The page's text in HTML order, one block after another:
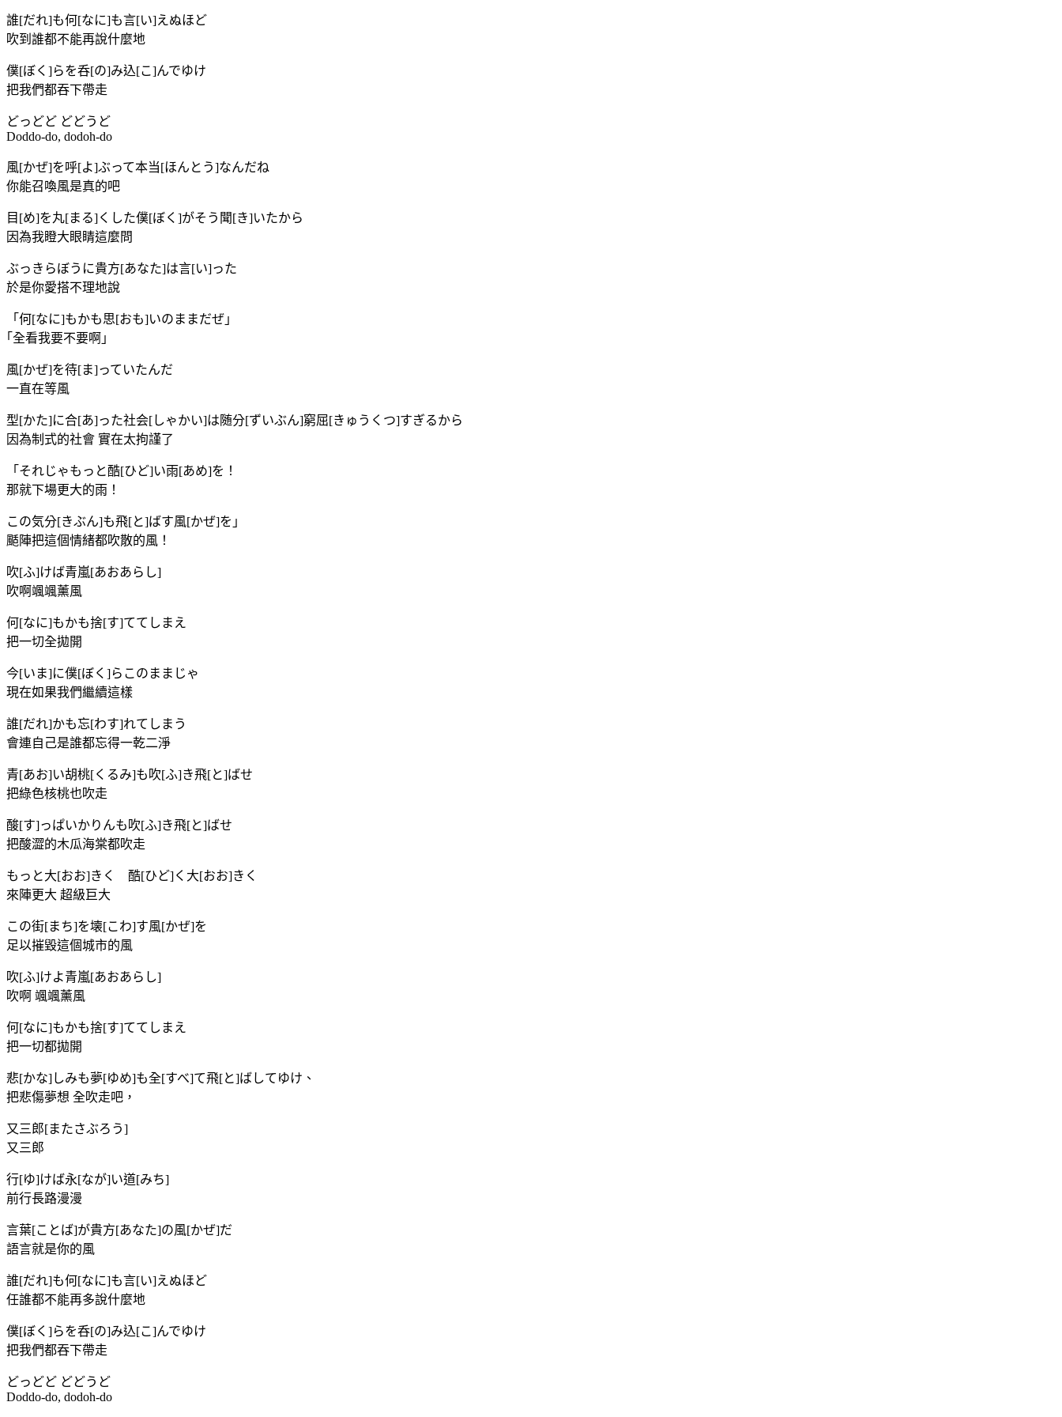
誰[だれ]も何[なに]も言[い]えぬほど
吹到誰都不能再說什麼地
僕[ぼく]らを呑[の]み込[こ]んでゆけ
把我們都吞下帶走
どっどど どどうど
Doddo-do, dodoh-do
風[かぜ]を呼[よ]ぶって本当[ほんとう]なんだね
你能召喚風是真的吧
目[め]を丸[まる]くした僕[ぼく]がそう聞[き]いたから
因為我瞪大眼睛這麼問
ぶっきらぼうに貴方[あなた]は言[い]った
於是你愛搭不理地說
「何[なに]もかも思[おも]いのままだぜ」
｢全看我要不要啊｣
風[かぜ]を待[ま]っていたんだ
一直在等風
型[かた]に合[あ]った社会[しゃかい]は随分[ずいぶん]窮屈[きゅうくつ]すぎるから
因為制式的社會 實在太拘謹了
「それじゃもっと酷[ひど]い雨[あめ]を！
那就下場更大的雨！
この気分[きぶん]も飛[と]ばす風[かぜ]を」
颳陣把這個情緒都吹散的風！
吹[ふ]けば青嵐[あおあらし]
吹啊颯颯薰風
何[なに]もかも捨[す]ててしまえ
把一切全拋開
今[いま]に僕[ぼく]らこのままじゃ
現在如果我們繼續這樣
誰[だれ]かも忘[わす]れてしまう
會連自己是誰都忘得一乾二淨
青[あお]い胡桃[くるみ]も吹[ふ]き飛[と]ばせ
把綠色核桃也吹走
酸[す]っぱいかりんも吹[ふ]き飛[と]ばせ
把酸澀的木瓜海棠都吹走
もっと大[おお]きく 酷[ひど]く大[おお]きく
來陣更大 超級巨大
この街[まち]を壊[こわ]す風[かぜ]を
足以摧毀這個城市的風
吹[ふ]けよ青嵐[あおあらし]
吹啊 颯颯薰風
何[なに]もかも捨[す]ててしまえ
把一切都拋開
悲[かな]しみも夢[ゆめ]も全[すべ]て飛[と]ばしてゆけ、
把悲傷夢想 全吹走吧，
又三郎[またさぶろう]
又三郎
行[ゆ]けば永[なが]い道[みち]
前行長路漫漫
言葉[ことば]が貴方[あなた]の風[かぜ]だ
語言就是你的風
誰[だれ]も何[なに]も言[い]えぬほど
任誰都不能再多說什麼地
僕[ぼく]らを呑[の]み込[こ]んでゆけ
把我們都吞下帶走
どっどど どどうど
Doddo-do, dodoh-do